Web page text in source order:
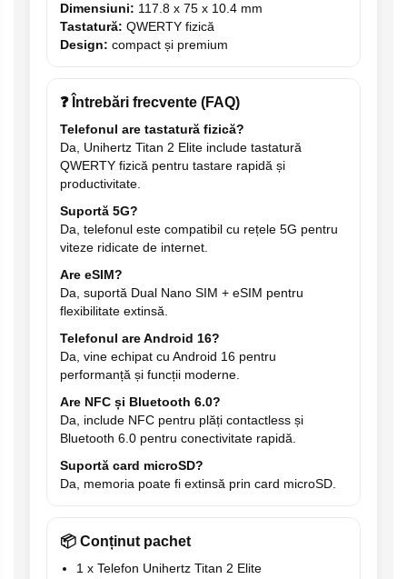
Dimensiuni: 117.8 x 75 x 10.4 mm
Tastatură: QWERTY fizică
Design: compact și premium
❓ Întrebări frecvente (FAQ)
Telefonul are tastatură fizică?
Da, Unihertz Titan 2 Elite include tastatură
QWERTY fizică pentru tastare rapidă și
productivitate.
Suportă 5G?
Da, telefonul este compatibil cu rețele 5G pentru
viteze ridicate de internet.
Are eSIM?
Da, suportă Dual Nano SIM + eSIM pentru
flexibilitate extinsă.
Telefonul are Android 16?
Da, vine echipat cu Android 16 pentru
performanță și funcții moderne.
Are NFC și Bluetooth 6.0?
Da, include NFC pentru plăți contactless și
Bluetooth 6.0 pentru conectivitate rapidă.
Suportă card microSD?
Da, memoria poate fi extinsă prin card microSD.
📦 Conținut pachet
1 x Telefon Unihertz Titan 2 Elite